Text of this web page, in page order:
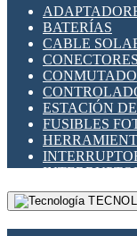
BATERÍAS
CABLE
ESTACIÓN
FUSIBLES
MONTAJE